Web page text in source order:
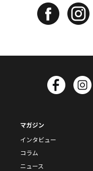
マガジン
インタビュー
コラム
ニュース